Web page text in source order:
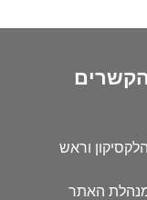
וראש
האתר